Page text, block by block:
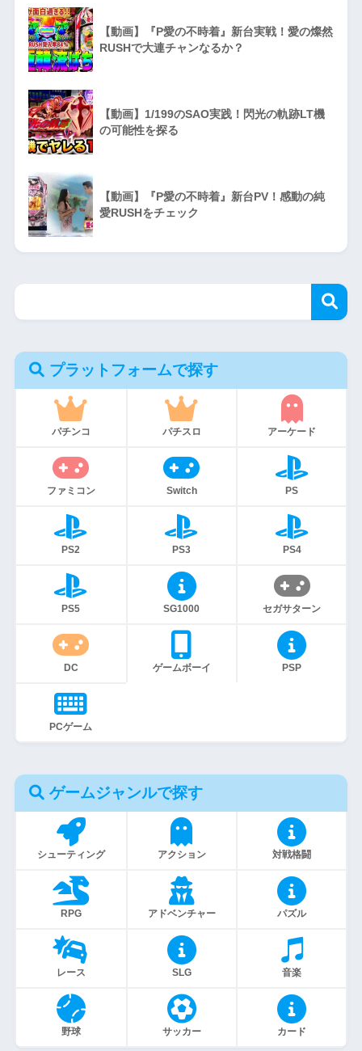
【動画】『P愛の不時着』新台実戦！愛の燦然
RUSHで大連チャンなるか？
【動画】1/199のSAO実践！閃光の軌跡LT機
の可能性を探る
【動画】『P愛の不時着』新台PV！感動の純
愛RUSHをチェック
プラットフォームで探す
パチンコ パチスロ アーケード
ファミコン Switch PS
PS2 PS3 PS4
PS5 SG1000 セガサターン
DC ゲームボーイ PSP
PCゲーム
ゲームジャンルで探す
シューティング アクション 対戦格闘
RPG アドベンチャー パズル
レース SLG 音楽
野球 サッカー カード